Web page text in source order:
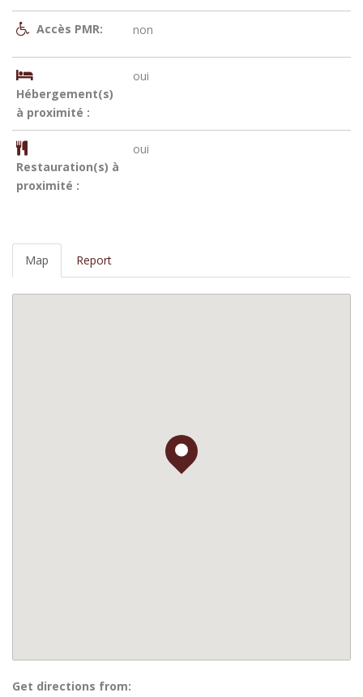
Accès PMR: non
Hébergement(s)
à proximité :
oui
Restauration(s) à
proximité :
oui
Map Report
Get directions from: